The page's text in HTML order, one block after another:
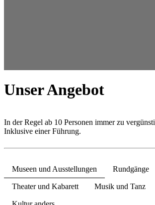
Unser Angebot
In der Regel ab 10 Personen immer zu
Inklusive einer Führung.
Museen und Ausstellungen Rundgänge
Theater und Kabarett Musik und Tanz